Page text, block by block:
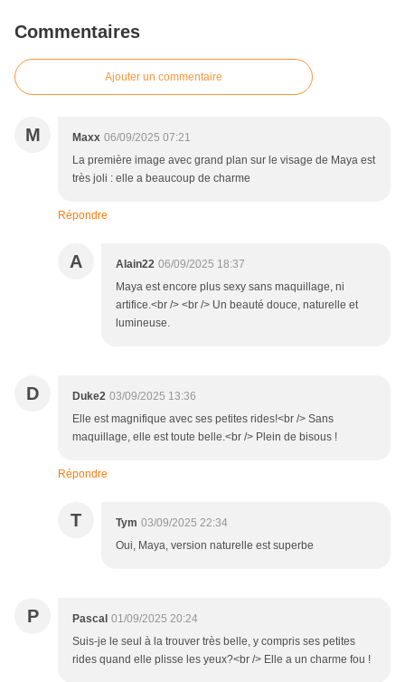
Commentaires
Ajouter un commentaire
M Maxx 06/09/2025 07:21
La première image avec grand plan sur le visage de Maya est
très joli : elle a beaucoup de charme
Répondre
A Alain22 06/09/2025 18:37
Maya est encore plus sexy sans maquillage, ni
artifice.<br /> <br /> Un beauté douce, naturelle et
lumineuse.
D Duke2 03/09/2025 13:36
Elle est magnifique avec ses petites rides!<br /> Sans
maquillage, elle est toute belle.<br /> Plein de bisous !
Répondre
T Tym 03/09/2025 22:34
Oui, Maya, version naturelle est superbe
P Pascal 01/09/2025 20:24
Suis-je le seul à la trouver très belle, y compris ses petites
rides quand elle plisse les yeux?<br /> Elle a un charme fou !